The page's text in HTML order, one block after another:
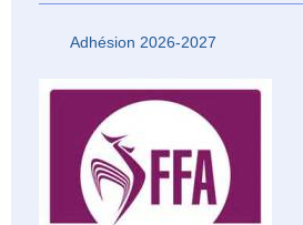
Adhésion 2026-2027